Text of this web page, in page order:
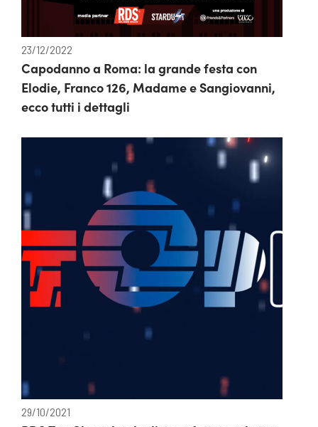
23/12/2022
Capodanno a Roma: la grande festa con
Elodie, Franco 126, Madame e Sangiovanni,
ecco tutti i dettagli
29/10/2021